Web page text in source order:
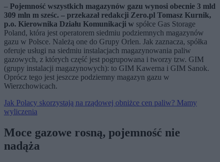
– Pojemność wszystkich magazynów gazu wynosi obecnie 3 mld
309 mln m sześc. – przekazał redakcji Zero.pl Tomasz Kurnik,
p.o. Kierownika Działu Komunikacji w spółce Gas Storage
Poland, która jest operatorem siedmiu podziemnych magazynów
gazu w Polsce. Należą one do Grupy Orlen. Jak zaznacza, spółka
oferuje usługi na siedmiu instalacjach magazynowania paliw
gazowych, z których część jest pogrupowana i tworzy tzw. GIM
(grupy instalacji magazynowych): to GIM Kawerna i GIM Sanok.
Oprócz tego jest jeszcze podziemny magazyn gazu w
Wierzchowicach.
Jak Polacy skorzystają na rządowej obniżce cen paliw? Mamy
wyliczenia
Moce gazowe rosną, pojemność nie
nadąża